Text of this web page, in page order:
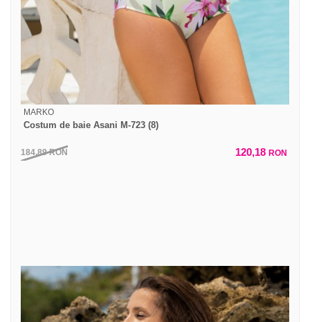
MARKO
Costum de baie Asani M-723 (8)
184,89RON 120,18 RON